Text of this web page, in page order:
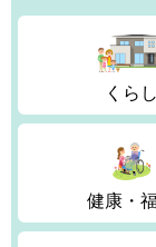
くらし
健康・